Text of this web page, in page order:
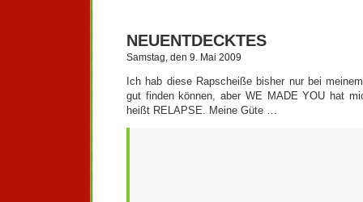
NEUENTDECKTES
Samstag, den 9. Mai 2009
Ich hab diese Rapscheiße bisher nur bei
gut finden können, aber WE MADE YOU hat
heißt RELAPSE. Meine Güte …